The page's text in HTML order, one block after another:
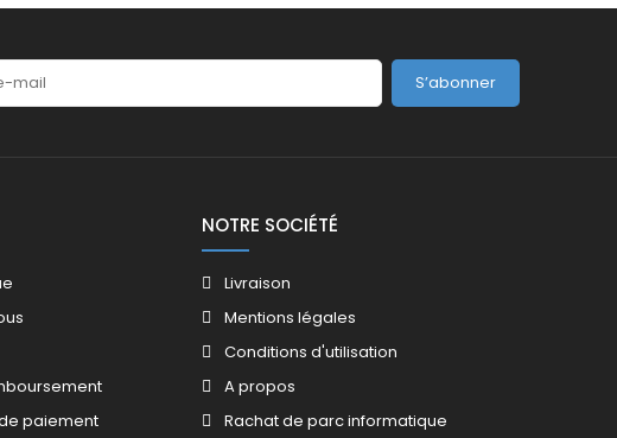
S’abonner
paiement
NOTRE SOCIÉTÉ
Livraison
Mentions légales
Conditions d'utilisation
A propos
Rachat de parc informatique